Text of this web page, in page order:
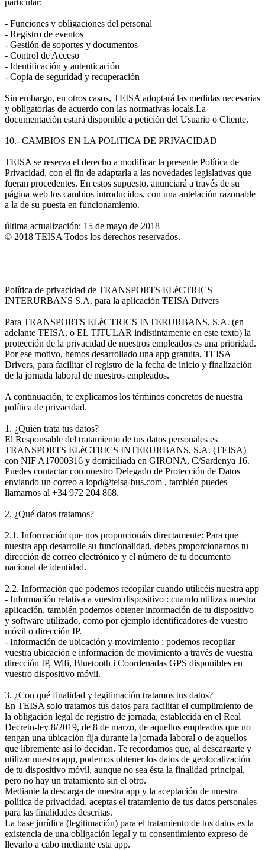
- Funciones y obligaciones del personal
- Registro de eventos
- Gestión de soportes y documentos
- Control de Acceso
- Identificación y autenticación
- Copia de seguridad y recuperación
Sin embargo, en otros casos, TEISA adoptará las medidas necesarias
y obligatorias de acuerdo con las normativas locals.La
documentación estará disponible a petición del Usuario o Cliente.
10.- CAMBIOS EN LA POLíTICA DE PRIVACIDAD
TEISA se reserva el derecho a modificar la presente Política de
Privacidad, con el fin de adaptarla a las novedades legislativas que
fueran procedentes. En estos supuesto, anunciará a través de su
página web los cambios introducidos, con una antelación razonable
a la de su puesta en funcionamiento.
última actualización: 15 de mayo de 2018
© 2018 TEISA Todos los derechos reservados.
Política de privacidad de TRANSPORTS ELèCTRICS
INTERURBANS S.A. para la aplicación TEISA Drivers
Para TRANSPORTS ELèCTRICS INTERURBANS, S.A. (en
adelante TEISA, o EL TITULAR indistintamente en este texto) la
protección de la privacidad de nuestros empleados es una prioridad.
Por ese motivo, hemos desarrollado una app gratuita, TEISA
Drivers, para facilitar el registro de la fecha de inicio y finalización
de la jornada laboral de nuestros empleados.
A continuación, te explicamos los términos concretos de nuestra
política de privacidad.
1. ¿Quién trata tus datos?
El Responsable del tratamiento de tus datos personales es
TRANSPORTS ELèCTRICS INTERURBANS, S.A. (TEISA)
con NIF A17000316 y domiciliada en GIRONA, C/Sardenya 16.
Puedes contactar con nuestro Delegado de Protección de Datos
enviando un correo a lopd@teisa-bus.com , también puedes
llamarnos al +34 972 204 868.
2. ¿Qué datos tratamos?
2.1. Información que nos proporcionáis directamente: Para que
nuestra app desarrolle su funcionalidad, debes proporcionarnos tu
dirección de correo electrónico y el número de tu documento
nacional de identidad.
2.2. Información que podemos recopilar cuando utilicéis nuestra app
- Información relativa a vuestro dispositivo : cuando utilizas nuestra
aplicación, también podemos obtener información de tu dispositivo
y software utilizado, como por ejemplo identificadores de vuestro
móvil o dirección IP.
- Información de ubicación y movimiento : podemos recopilar
vuestra ubicación e información de movimiento a través de vuestra
dirección IP, Wifi, Bluetooth i Coordenadas GPS disponibles en
vuestro dispositivo móvil.
3. ¿Con qué finalidad y legitimación tratamos tus datos?
En TEISA solo tratamos tus datos para facilitar el cumplimiento de
la obligación legal de registro de jornada, establecida en el Real
Decreto-ley 8/2019, de 8 de marzo, de aquellos empleados que no
tengan una ubicación fija durante la jornada laboral o de aquellos
que libremente así lo decidan. Te recordamos que, al descargarte y
utilizar nuestra app, podemos obtener los datos de geolocalización
de tu dispositivo móvil, aunque no sea ésta la finalidad principal,
pero no hay un tratamiento sin el otro.
Mediante la descarga de nuestra app y la aceptación de nuestra
política de privacidad, aceptas el tratamiento de tus datos personales
para las finalidades descritas.
La base jurídica (legitimación) para el tratamiento de tus datos es la
existencia de una obligación legal y tu consentimiento expreso de
llevarlo a cabo mediante esta app.